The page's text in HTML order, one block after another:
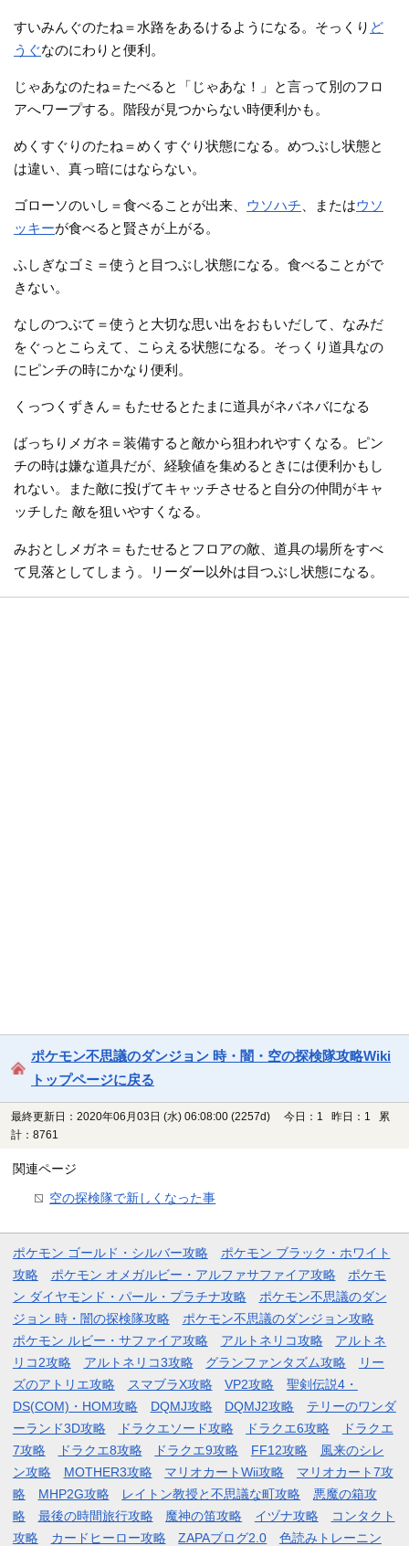
すいみんぐのたね＝水路をあるけるようになる。そっくり ど
うぐなのにわりと便利。
じゃあなのたね＝たべると「じゃあな！」と言って別のフロ
アへワープする。階段が見つからない時便利かも。
めくすぐりのたね＝めくすぐり状態になる。めつぶし状態と
は違い、真っ暗にはならない。
ゴローソのいし＝食べることが出来、 ウソハチ 、またはウソ
ッキーが食べると賢さが上がる。
ふしぎなゴミ＝使うと目つぶし状態になる。食べることがで
きない。
なしのつぶて＝使うと大切な思い出をおもいだして、なみだ
をぐっとこらえて、こらえる状態になる。そっくり道具なの
にピンチの時にかなり便利。
くっつくずきん＝もたせるとたまに道具がネバネバになる
ばっちりメガネ＝装備すると敵から狙われやすくなる。ピン
チの時は嫌な道具だが、経験値を集めるときには便利かもし
れない。また敵に投げてキャッチさせると自分の仲間がキャ
ッチした 敵を狙いやすくなる。
みおとしメガネ＝もたせるとフロアの敵、道具の場所をすべ
て見落としてしまう。リーダー以外は目つぶし状態になる。
ポケモン不思議のダンジョン 時・闇・空の探検隊攻略Wiki
トップページに戻る
最終更新日：2020年06月03日 (水) 06:08:00 (2257d)
今日：1 昨日：1 累
計：8761
関連ページ
空の探検隊で新しくなった事
ポケモン ゴールド・シルバー攻略
ポケモン ブラック・ホワイト
攻略
ポケモン オメガルビー・アルファサファイア攻略
ポケモ
ン ダイヤモンド・パール・プラチナ攻略
ポケモン不思議のダン
ジョン 時・闇の探検隊攻略
ポケモン不思議のダンジョン攻略
ポケモン ルビー・サファイア攻略
アルトネリコ攻略
アルトネ
リコ2攻略
アルトネリコ3攻略 グランファンタズム攻略
リー
ズのアトリエ攻略
スマブラX攻略 VP2攻略
聖剣伝説4・
DS(COM)・HOM攻略
DQMJ攻略 DQMJ2攻略
テリーのワンダ
ーランド3D攻略
ドラクエソード攻略 ドラクエ6攻略
ドラクエ
7攻略
ドラクエ8攻略 ドラクエ9攻略 FF12攻略
風来のシレ
ン攻略
MOTHER3攻略 マリオカートWii攻略
マリオカート7攻
略
MHP2G攻略 レイトン教授と不思議な町攻略
悪魔の箱攻
略
最後の時間旅行攻略 魔神の笛攻略 イヅナ攻略
コンタクト
攻略
カードヒーロー攻略 ZAPAブログ2.0 色読みトレーニン